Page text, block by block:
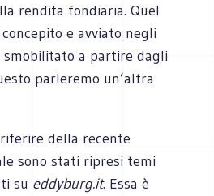
rendita fondiaria. Quel
e avviato negli
smobilitato a partire dagli
parleremo un’altra
della recente
sono stati ripresi temi
su eddyburg.it. Essa è